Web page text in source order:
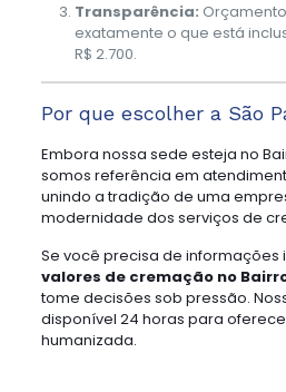
Transparência:
exatamente o que está
R$ 2.700.
Por que escolher a São
Embora nossa sede esteja no
somos referência em
unindo a tradição de uma
modernidade dos serviços de
Se você precisa de informações
valores de cremação no Bairro
tome decisões sob pressão.
disponível 24 horas para
humanizada.